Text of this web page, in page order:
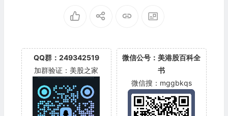
QQ群：249342519
加群验证：美股之家
微信公号：美港股百科全
书
微信搜：mggbkqs